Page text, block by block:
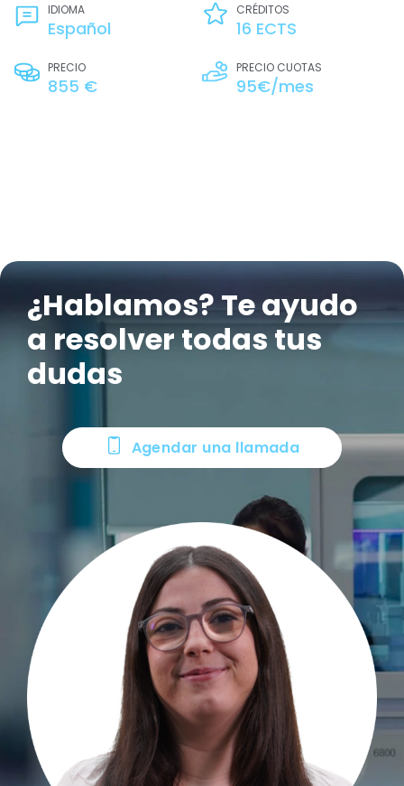
IDIOMA
Español
CRÉDITOS
16 ECTS
PRECIO
855 €
PRECIO CUOTAS
95€/mes
¿Hablamos? Te ayudo
a resolver todas tus
dudas
Agendar una llamada